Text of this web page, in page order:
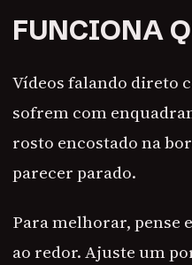
FUNCIONA
Vídeos falando direto
sofrem com
rosto encostado na
parecer parado.
Para melhorar, pense
ao redor. Ajuste um